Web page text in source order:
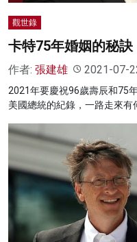
觀世錄
卡特75年婚姻的秘訣
作者: 張建雄 2021-07-
2021年要慶祝96歲壽辰和75
美國總統的紀錄，一路走來有